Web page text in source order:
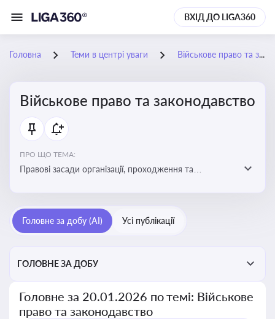
ВХІД ДО LIGA360
Головна Теми в центрі уваги Військове право та законодавство
Військове право та законодавство
ПРО ЩО ТЕМА:
Правові засади організації, проходження та
військовослужбовців у воєнний час
Головне за добу (AI) Усі публікації
ГОЛОВНЕ ЗА ДОБУ
Головне за 20.01.2026 по темі: Військове
право та законодавство